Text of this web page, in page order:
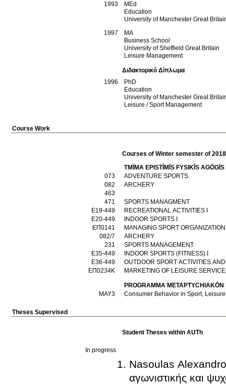
1993
MEd
Education
University of Manchester Great
1997
MA
Business School
University of Sheffield Great Britain
Leisure Management
Διδακτορικό Δίπλωμα
1996
PhD
Education
University of Manchester Great
Leisure / Sport Management
Course Work
Courses of Winter semester of
TMĪMA EPISTĪMĪS FYSIKĪS
073
ADVENTURE SPORTS
082
ARCHERY
463
471
SPORTS MANAGMENT
E19-449
RECREATIONAL ACTIVITIES I
E20-449
INDOOR SPORTS I
ΕΠ0141
MANAGING SPORT
082/7
ARCHERY
231
SPORTS MANAGEMENT
Ε35-449
INDOOR SPORTS (FITNESS) I
Ε36-449
OUTDOOR SPORT ACTIVITIES
ΕΠ0234Κ
MARKETING OF LEISURE
PROGRAMMA METAPTYCΗIAKŌN
ΜΑΥ3
Consumer Behavior in Sport,
Theses Supervised
Student Theses within AUTh
In progress
Nasoulas
αγωνιστικής και